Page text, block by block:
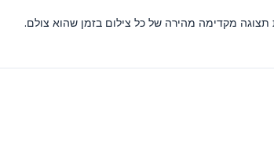
מקדימה מהירה של כל צילום בזמן שהוא צולם.